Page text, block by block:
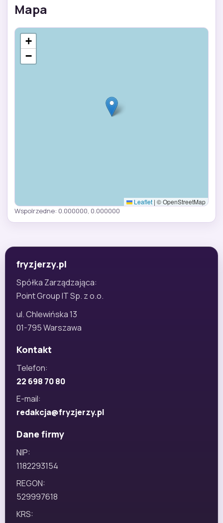
Mapa
+
−
Leaflet | © OpenStreetMap
Wspolrzedne: 0.000000, 0.000000
fryzjerzy.pl
Spółka Zarządzająca:
Point Group IT Sp. z o.o.
ul. Chlewińska 13
01-795 Warszawa
Kontakt
Telefon:
22 698 70 80
E-mail:
redakcja@fryzjerzy.pl
Dane firmy
NIP:
1182293154
REGON:
529997618
KRS: